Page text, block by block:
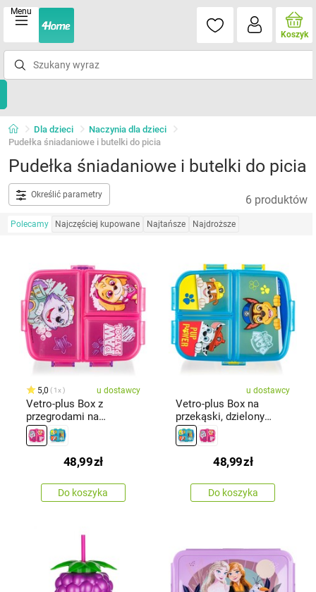
Menu
Koszyk
Dla dzieci
Naczynia dla dzieci
Pudełka śniadaniowe i butelki do picia
Pudełka śniadaniowe i butelki do picia
Określić parametry 6 produktów
Polecamy Najczęściej kupowane Najtańsze Najdroższe
5,0 1x u dostawcy
Vetro-plus Box z
przegrodami na
przekąski PATROLAGirl
17,5 x 13 cm
48,99zł
Do koszyka
u dostawcy
Vetro-plus Box na
przekąski, dzielony
PATROLA 17,5x 13 cm
48,99zł
Do koszyka